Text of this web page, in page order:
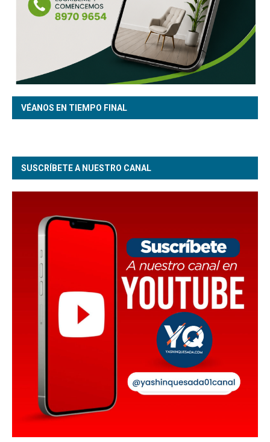
VÉANOS EN TIEMPO FINAL
SUSCRÍBETE A NUESTRO CANAL